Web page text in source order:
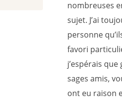
nombreuses
sujet. J’ai
personne
favori
j’espérais
sages amis,
ont eu raison